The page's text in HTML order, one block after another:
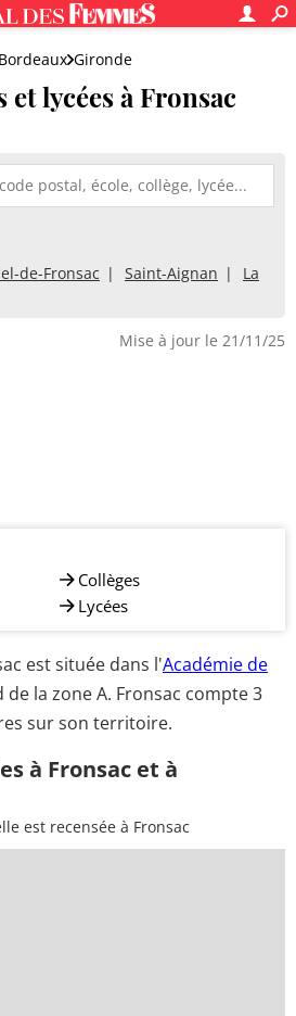
Gironde
et lycées à Fronsac
de-Fronsac Saint-Aignan
La
Mise à jour le 21/11/25
Collèges
Lycées
est située dans l'Académie de
de la zone A. Fronsac compte 3
sur son territoire.
à Fronsac et à
est recensée à Fronsac